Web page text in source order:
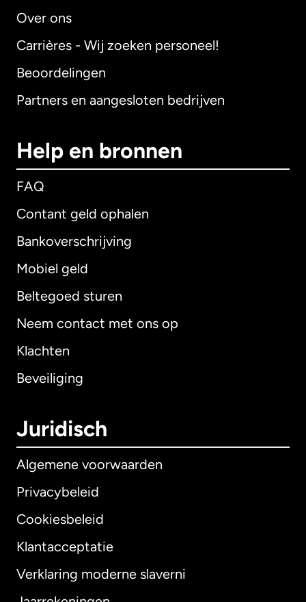
Over ons
Carrières - Wij zoeken personeel!
Beoordelingen
Partners en aangesloten bedrijven
Help en bronnen
FAQ
Contant geld ophalen
Bankoverschrijving
Mobiel geld
Beltegoed sturen
Neem contact met ons op
Klachten
Beveiliging
Juridisch
Algemene voorwaarden
Privacybeleid
Cookiesbeleid
Klantacceptatie
Verklaring moderne slaverni
Internationaal English